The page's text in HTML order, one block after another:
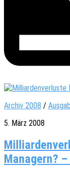
Archiv 2008 /
5. März 2008
Managern?